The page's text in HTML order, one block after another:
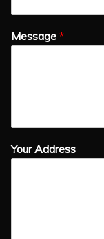
Message *
Your Address